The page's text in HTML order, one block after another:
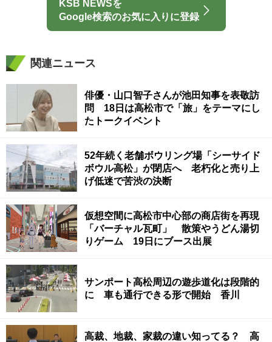
KSB NEWSを
Google検索のお気に入りに登録
関連ニュース
俳優・山口智子さんが池田知事を表敬訪
問 18日は高松市で「旅」をテーマにし
たトークイベント
52年続く老舗ボウリング場「シーサイド
ボウル高松」が閉店へ 老朽化と売り上
げ低迷で苦渋の決断
仮想空間に高松市中心部の商店街を再現
「バーチャル瓦町」 散策やうどん湯切
りゲーム 19日にブース出展
サンポート高松周辺の遊歩道化は段階的
に 車も通行できる形で開始 香川
高裁、地裁、家裁の違い知ってる？ 高